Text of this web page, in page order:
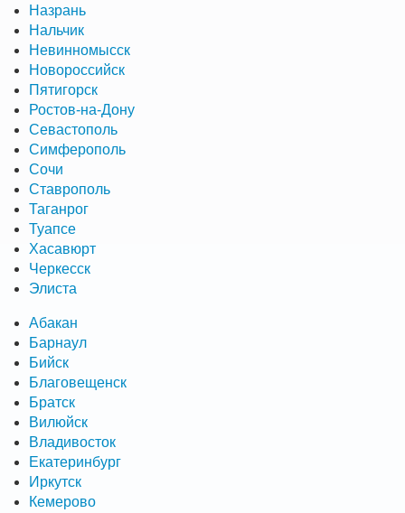
Назрань
Нальчик
Невинномысск
Новороссийск
Пятигорск
Ростов-на-Дону
Севастополь
Симферополь
Сочи
Ставрополь
Таганрог
Туапсе
Хасавюрт
Черкесск
Элиста
Абакан
Барнаул
Бийск
Благовещенск
Братск
Вилюйск
Владивосток
Екатеринбург
Иркутск
Кемерово